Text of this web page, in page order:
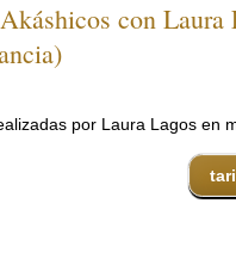
con Laura
por Laura Lagos en